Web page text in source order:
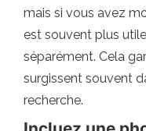
mais si vous avez
est souvent plus
séparément. Cela
surgissent souvent
recherche.